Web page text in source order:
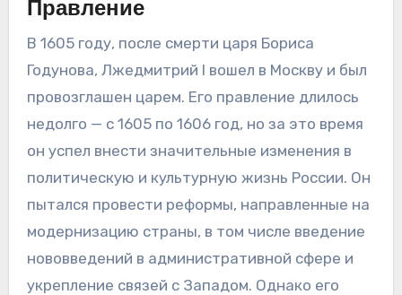
Правление
В 1605 году, после смерти царя Бориса
Годунова, Лжедмитрий I вошел в Москву и был
провозглашен царем. Его правление длилось
недолго — с 1605 по 1606 год, но за это время
он успел внести значительные изменения в
политическую и культурную жизнь России. Он
пытался провести реформы, направленные на
модернизацию страны, в том числе введение
нововведений в административной сфере и
укрепление связей с Западом. Однако его